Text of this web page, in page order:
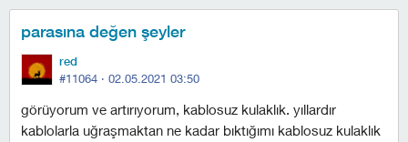
parasına değen şeyler
red
#11064 · 02.05.2021 03:50
görüyorum ve artırıyorum, kablosuz kulaklık. yıllardır
kablolarla uğraşmaktan ne kadar bıktığımı kablosuz kulaklık